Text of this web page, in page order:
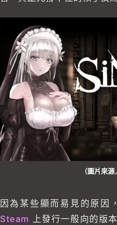
（圖片來
因為某些顯而易見的原因
Steam
上發行一般向的版